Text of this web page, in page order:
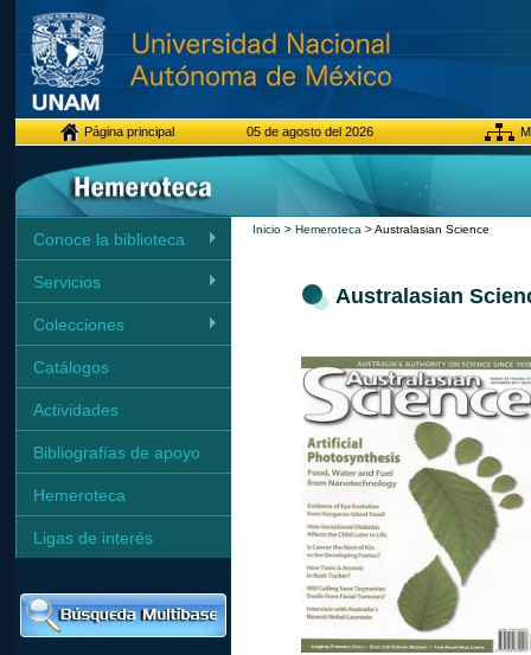
Página principal 05 de agosto del 2026
Conoce la biblioteca
Servicios
Colecciones
Catálogos
Actividades
Bibliografías de apoyo
Hemeroteca
Ligas de interés
Inicio> Hemeroteca > Australasian Science
Australasian